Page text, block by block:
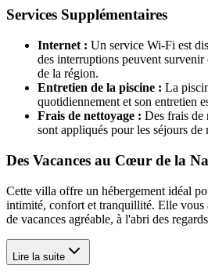
Services Supplémentaires
Internet : Un service Wi-Fi est
des interruptions peuvent
de la région.
Entretien de la piscine : La
quotidiennement et son entretien
Frais de nettoyage : Des frais de
sont appliqués pour les séjours de
Des Vacances au Cœur de la
Cette villa offre un hébergement idéal
intimité, confort et tranquillité. Elle vous
de vacances agréable, à l'abri des
Lire la suite